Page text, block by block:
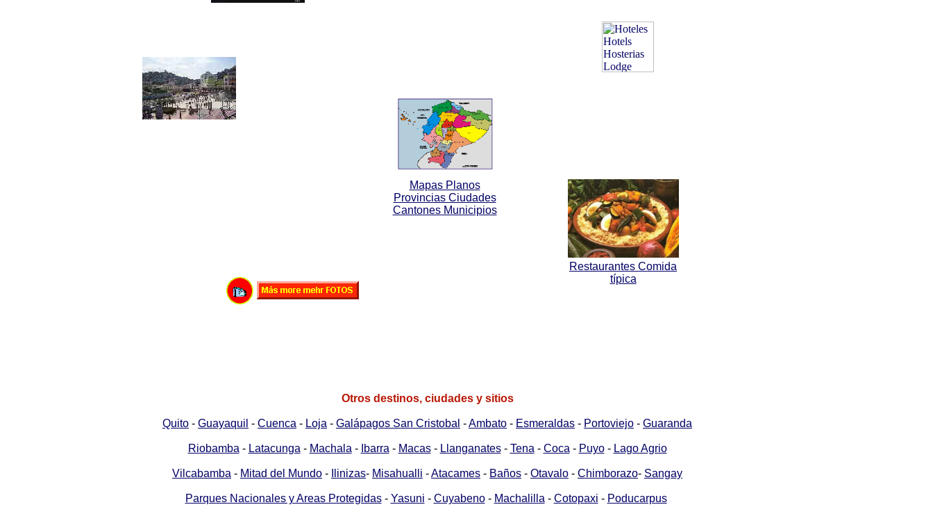
Otros destinos, ciudades y sitios
Quito - Guayaquil - Cuenca - Loja - Galápagos San Cristobal -Ambato - Esmeraldas - Portoviejo - Guaranda
Riobamba - Latacunga - Machala - Ibarra - Macas- Llanganates- Tena - Coca - Puyo- Lago Agrio
Vilcabamba - Mitad del Mundo - Ilinizas- Misahualli -Atacames - Baños - Otavalo - Chimborazo- Sangay
Parques Nacionales y Areas Protegidas- Yasuni - Cuyabeno- Machalilla - Cotopaxi - Poducarpus
Restaurantes Comida
típica
Mapas Planos
Provincias Ciudades
Cantones Municipios